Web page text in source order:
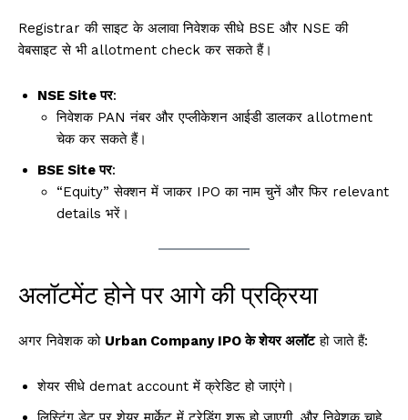
Registrar की साइट के अलावा निवेशक सीधे BSE और NSE की
वेबसाइट से भी allotment check कर सकते हैं।
NSE Site पर:
निवेशक PAN नंबर और एप्लीकेशन आईडी डालकर allotment
चेक कर सकते हैं।
BSE Site पर:
“Equity” सेक्शन में जाकर IPO का नाम चुनें और फिर relevant
details भरें।
अलॉटमेंट होने पर आगे की प्रक्रिया
अगर निवेशक को Urban Company IPO के शेयर अलॉटहो जाते हैं:
शेयर सीधे demat account में क्रेडिट हो जाएंगे।